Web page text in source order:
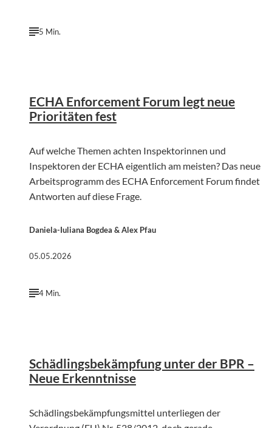
5 Min.
ECHA Enforcement Forum legt neue
Prioritäten fest
Auf welche Themen achten Inspektorinnen und
Inspektoren der ECHA eigentlich am meisten? Das neue
Arbeitsprogramm des ECHA Enforcement Forum findet
Antworten auf diese Frage.
Daniela-Iuliana Bogdea & Alex Pfau
05.05.2026
4 Min.
Schädlingsbekämpfung unter der BPR –
Neue Erkenntnisse
Schädlingsbekämpfungsmittel unterliegen der